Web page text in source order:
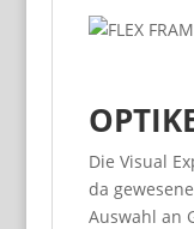
Die Visual
da
Auswahl an